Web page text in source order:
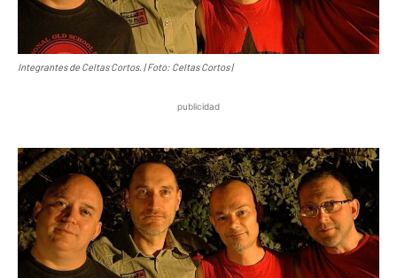
Integrantes de Celtas Cortos. | Foto: Celtas Cortos |
publicidad